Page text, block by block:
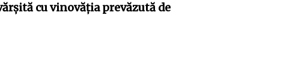
cu vinovăția prevăzută de